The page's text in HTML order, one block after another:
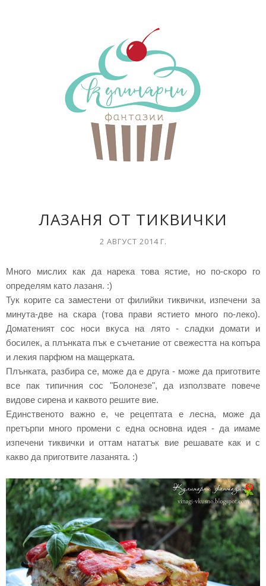
ЛАЗАНЯ ОТ ТИКВИЧКИ
2 АВГУСТ 2014 Г.
Много мислих как да нарека това ястие, но по-скоро го
определям като лазаня. :)
Тук корите са заместени от филийки тиквички, изпечени за
минута-две на скара (това прави ястието много по-леко).
Доматеният сос носи вкуса на лято - сладки домати и
босилек, а плънката пък е съчетание от свежестта на копъра
и лекия парфюм на мащерката.
Плънката, разбира се, може да е друга - може да приготвите
все пак типичния сос "Болонезе", да използвате повече
видове сирена и каквото решите вие.
Единственото важно е, че рецептата е лесна, може да
претърпи много промени с една основна идея - да имаме
изпечени тиквички и оттам нататък вие решавате как и с
какво да приготвите лазанята. :)